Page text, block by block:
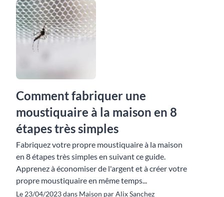
Comment fabriquer une
moustiquaire à la maison en 8
étapes très simples
Fabriquez votre propre moustiquaire à la maison
en 8 étapes très simples en suivant ce guide.
Apprenez à économiser de l'argent et à créer votre
propre moustiquaire en même temps...
Le 23/04/2023 dans Maison par Alix Sanchez